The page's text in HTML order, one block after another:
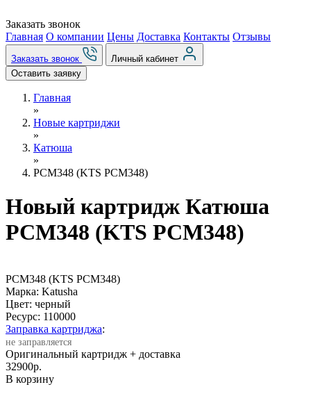
Заказать звонок
Главная О компании Цены Доставка Контакты Отзывы
Заказать звонок
Личный кабинет
Оставить заявку
Главная
»
Новые картриджи
»
Катюша
»
PCM348 (KTS PCM348)
Новый картридж Катюша
PCM348 (KTS PCM348)
PCM348 (KTS PCM348)
Марка: Katusha
Цвет: черный
Ресурс: 110000
Заправка картриджа:
не заправляется
Оригинальный картридж + доставка
32900р.
В корзину